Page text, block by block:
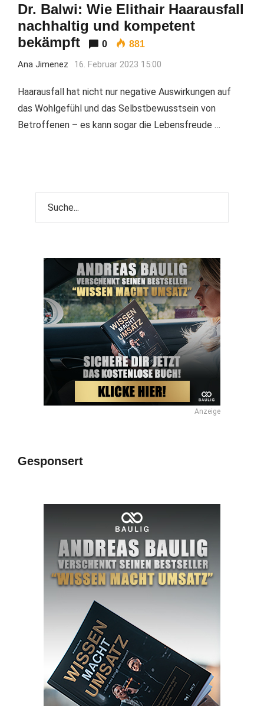
Dr. Balwi: Wie Elithair Haarausfall
nachhaltig und kompetent
bekämpft
0 881
Ana Jimenez 16. Februar 2023 15:00
Haarausfall hat nicht nur negative Auswirkungen auf
das Wohlgefühl und das Selbstbewusstsein von
Betroffenen – es kann sogar die Lebensfreude …
Anzeige
Gesponsert